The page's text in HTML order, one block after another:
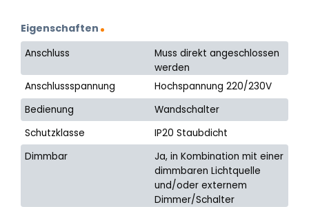
Eigenschaften
Anschluss
Muss direkt angeschlossen
werden
Anschlussspannung
Hochspannung 220/230V
Bedienung
Wandschalter
Schutzklasse
IP20 Staubdicht
Dimmbar
Ja, in Kombination mit einer
dimmbaren Lichtquelle
und/oder externem
Dimmer/Schalter